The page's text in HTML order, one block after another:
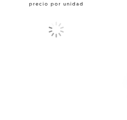
precio por unidad